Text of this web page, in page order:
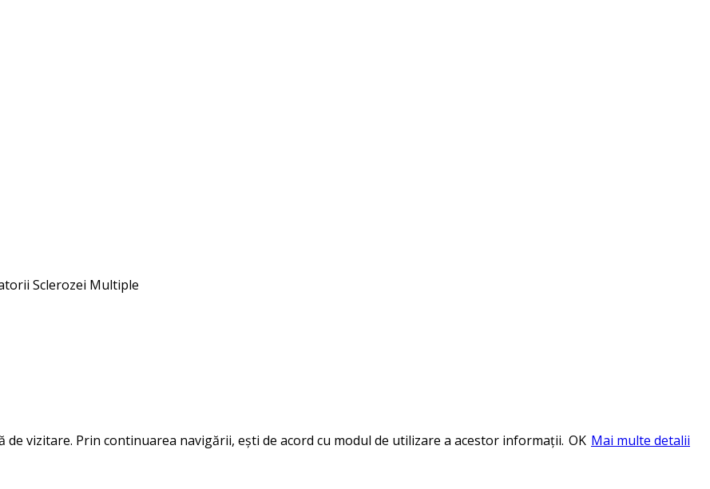
Sclerozei Multiple
vizitare. Prin continuarea navigării, ești de acord cu modul de utilizare a acestor informații. OK Mai multe detalii